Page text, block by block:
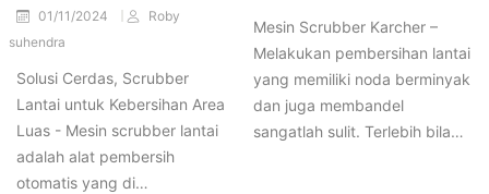
01/11/2024
Roby
suhendra
Solusi Cerdas, Scrubber
Lantai untuk Kebersihan Area
Luas - Mesin scrubber lantai
adalah alat pembersih
otomatis yang di…
Mesin Scrubber Karcher –
Melakukan pembersihan lantai
yang memiliki noda berminyak
dan juga membandel
sangatlah sulit. Terlebih bila…